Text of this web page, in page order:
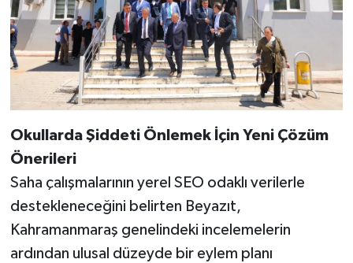
Okullarda Şiddeti Önlemek İçin Yeni Çözüm
Önerileri
Saha çalışmalarının yerel SEO odaklı verilerle
destekleneceğini belirten Beyazıt,
Kahramanmaraş genelindeki incelemelerin
ardından ulusal düzeyde bir eylem planı